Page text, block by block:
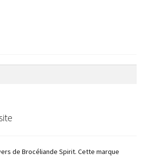
de Brocéliande Spirit. Cette marque